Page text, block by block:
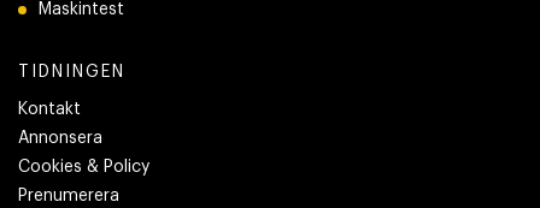
Maskintest
TIDNINGEN
Kontakt
Annonsera
Cookies & Policy
Prenumerera